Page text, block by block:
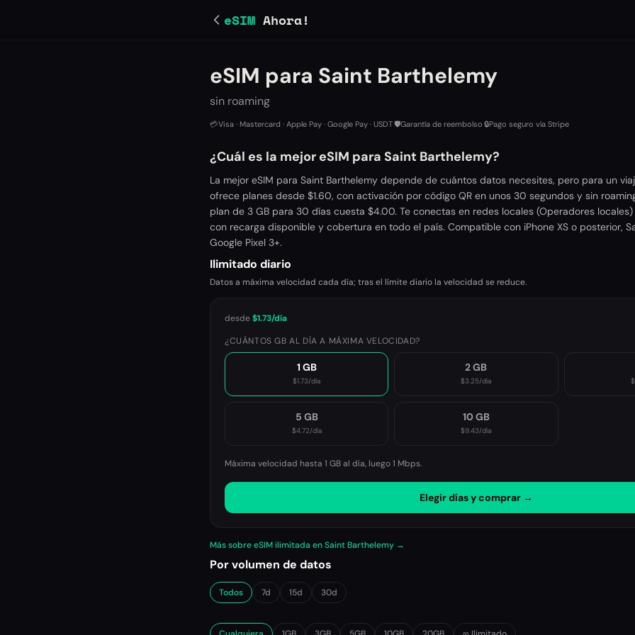
eSIM Ahora!
eSIM para Saint Barthelemy
sin roaming
💳Visa · Mastercard · Apple Pay · Google Pay · USDT🛡️Garantía de reembolso 🔒Pago seguro vía Stripe
¿Cuál es la mejor eSIM para Saint Barthelemy?
La mejor eSIM para Saint Barthelemy depende de cuántos datos necesites, pero para un
ofrece planes desde $1.60, con activación por código QR en unos 30 segundos y sin
plan de 3 GB para 30 días cuesta $4.00. Te conectas en redes locales (Operadores locales)
con recarga disponible y cobertura en todo el país. Compatible con iPhone XS o posterior,
Google Pixel 3+.
Ilimitado diario
Datos a máxima velocidad cada día; tras el límite diario la velocidad se reduce.
desde$1.73/día
¿CUÁNTOS GB AL DÍA A MÁXIMA VELOCIDAD?
1 GB
$1.73/día
2 GB
$3.25/día
5 GB
$4.72/día
10 GB
$9.43/día
Máxima velocidad hasta 1 GB al día, luego1 Mbps.
Elegir días y comprar →
Más sobre eSIM ilimitada en Saint Barthelemy →
Por volumen de datos
Todos 7d 15d 30d